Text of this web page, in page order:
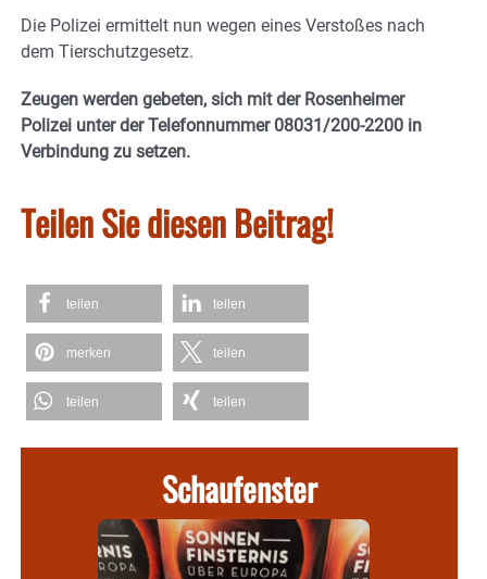
Die Polizei ermittelt nun wegen eines Verstoßes nach
dem Tierschutzgesetz.
Zeugen werden gebeten, sich mit der Rosenheimer
Polizei unter der Telefonnummer 08031/200-2200 in
Verbindung zu setzen.
Teilen Sie diesen Beitrag!
teilen teilen
merken teilen
teilen teilen
Schaufenster